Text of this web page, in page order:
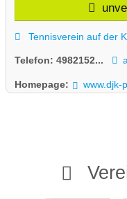
Tennisverein auf der
Telefon: 4982152...
Homepage: www.djk-